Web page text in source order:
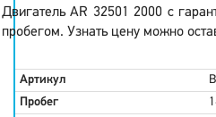
Двигатель AR 32501 2000 с
пробегом. Узнать цену можно
Артикул
Пробег